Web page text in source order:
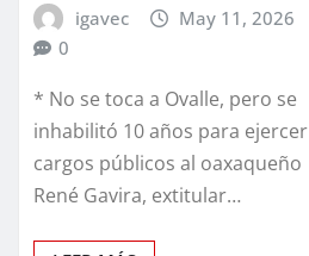
igavec
May 11, 2026
0
* No se toca a Ovalle, pero se
inhabilitó 10 años para ejercer
cargos públicos al oaxaqueño
René Gavira, extitular…